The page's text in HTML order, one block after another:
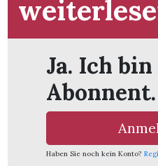
Ja. Ich bin
Abonnent.
Haben Sie noch kein Konto?